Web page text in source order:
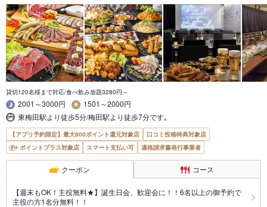
貸切120名様まで対応/食べ飲み放題3280円～
2001～3000円
1501～2000円
東梅田駅より徒歩5分/梅田駅より徒歩7分です｡
【アプリ予約限定】最大800ポイント還元対象店
口コミ投稿特典対象店
ポイントプラス対象店
スマート支払い可 適格請求書発行事業者
クーポン コース
【週末もOK！主役無料★】誕生日会、歓迎会に！！6名以上の御予約で
主役の方1名分無料！！